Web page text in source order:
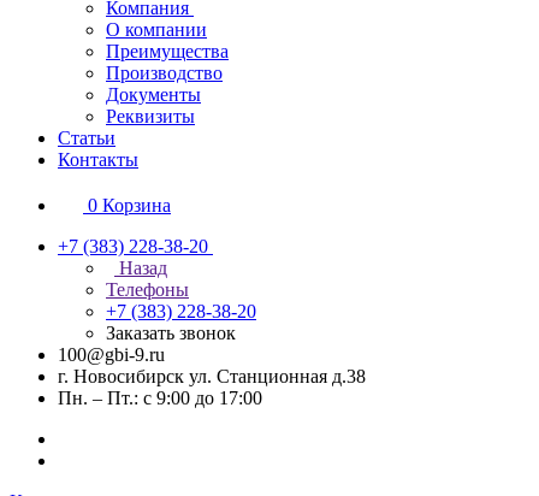
Компания
О компании
Преимущества
Производство
Документы
Реквизиты
Статьи
Контакты
0 Корзина
+7 (383) 228-38-20
Назад
Телефоны
+7 (383) 228-38-20
Заказать звонок
100@gbi-9.ru
г. Новосибирск ул. Станционная д.38
Пн. – Пт.: с 9:00 до 17:00